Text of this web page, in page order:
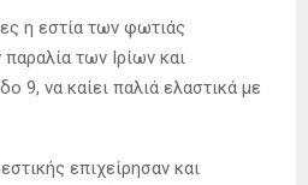
η εστία των φωτιάς
των Ιρίων και
9, να καίει παλιά ελαστικά με
επιχείρησαν και